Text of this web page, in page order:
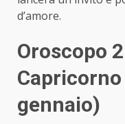
d’amore.
Oroscopo
gennaio)